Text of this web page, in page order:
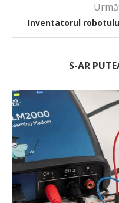
Inventatorul
S-AR